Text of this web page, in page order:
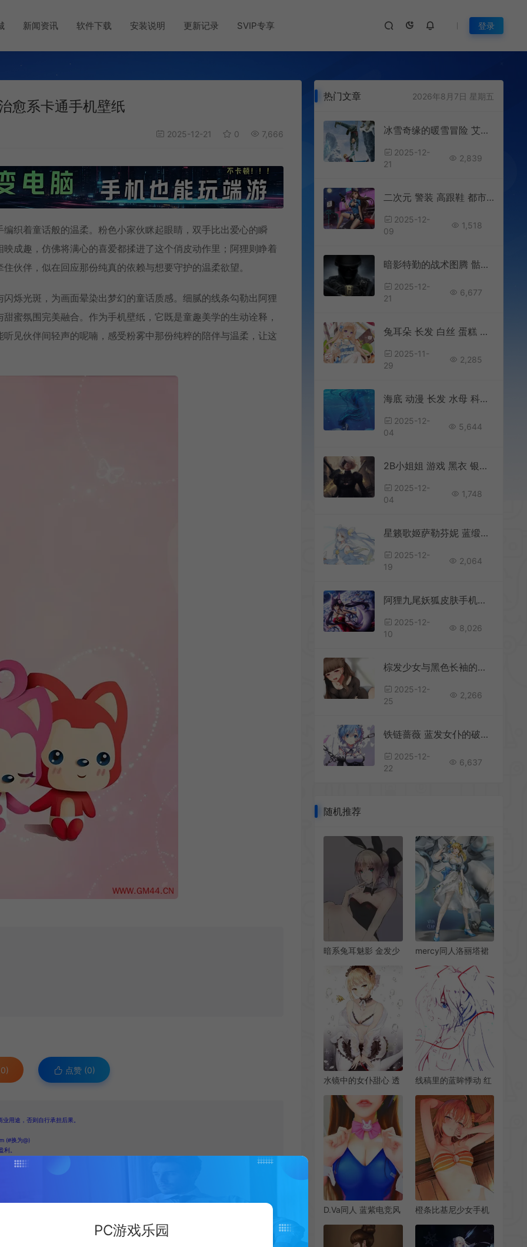
新闻资讯 软件下载 安装说明 更新记录 SVIP专享 登录
愈系卡通手机壁纸
2025-12-21 0 7,666
织着童话般的温柔。粉色小家伙眯起眼睛，双手比出爱心的瞬
成趣，仿佛将满心的喜爱都揉进了这个俏皮动作里；阿狸则睁着
伙伴，似在回应那份纯真的依赖与想要守护的温柔欲望。
烁光斑，为画面晕染出梦幻的童话质感。细腻的线条勾勒出阿狸
蜜氛围完美融合。作为手机壁纸，它既是童趣美学的生动诠释，
见伙伴间轻声的呢喃，感受粉雾中那份纯粹的陪伴与温柔，让这
点赞 (0)
用途，否则自行承担后果。
(#换为@)
利。
热门文章 2026年8月7日 星期五
冰雪奇缘的暖雪冒险 艾莎安娜与伙伴的冬日勇气手机壁纸
2025-12-
21
2,839
二次元 警装 高跟鞋 都市夜景 飒爽 高清手机壁纸
2025-12-
09
1,518
暗影特勤的战术图腾 骷髅徽章与金枪肃杀气场手机壁纸
2025-12-
21
6,677
兔耳朵 长发 白丝 蛋糕 扑克 可爱萝莉手机壁纸
2025-11-
29
2,285
海底 动漫 长发 水母 科幻高清手机壁纸
2025-12-
04
5,644
2B小姐姐 游戏 黑衣 银发 双刀 高清手机壁纸
2025-12-
04
1,748
星籁歌姬萨勒芬妮 蓝缎流光 星韵织梦 高清手机壁纸
2025-12-
19
2,064
阿狸九尾妖狐皮肤手机壁纸 梦幻紫花丛中的绝美瞬间
2025-12-
10
8,026
棕发少女与黑色长袖的私密手机壁纸
2025-12-
25
2,266
铁链蔷薇 蓝发女仆的破茧宣言 黑裙与粉瓣的反差美学手机壁纸
2025-12-
22
6,637
随机推荐
暗系兔耳魅影 金发少
纸
mercy同人洛丽塔裙
风 手机壁纸
水镜中的女仆甜心 透
织的治愈手机壁纸
线稿里的蓝眸悸动 红
手机壁纸
D.Va同人 蓝紫电竞风
橙条比基尼少女手机
慵懒 夏日屏幕甜辣氛
PC游戏乐园